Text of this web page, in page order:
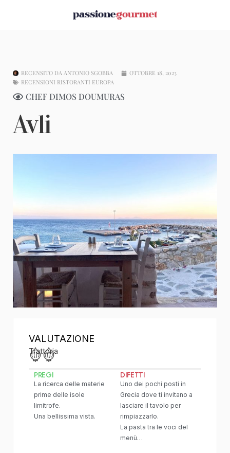
RECENSITO DA ANTONIO SGOBBA
OTTOBRE 18, 2023
RECENSIONI RISTORANTI EUROPA
CHEF DIMOS DOUMURAS
Avli
VALUTAZIONE
Trattoria
PREGI
La ricerca delle materie
prime delle isole
limitrofe.
Una bellissima vista.
DIFETTI
Uno dei pochi posti in
Grecia dove ti invitano a
lasciare il tavolo per
rimpiazzarlo.
La pasta tra le voci del
menù…